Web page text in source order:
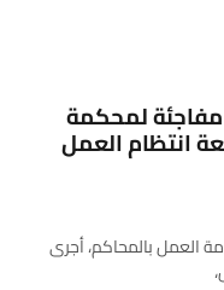
مفاجئة لمحكمة
انتظام العمل
العمل بالمحاكم، أجرى